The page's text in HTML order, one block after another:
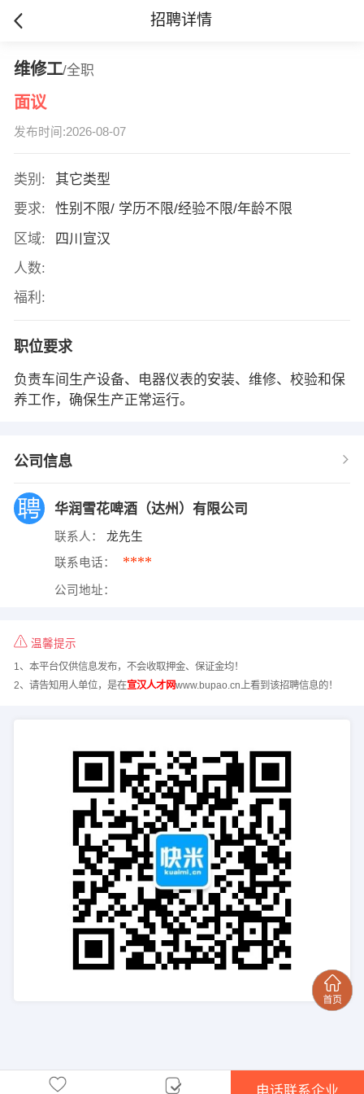
招聘详情
维修工/全职
面议
发布时间:2026-08-07
类别:
其它类型
要求:
性别不限/ 学历不限/经验不限/年龄不限
区域:
四川宣汉
人数:
福利:
职位要求
负责车间生产设备、电器仪表的安装、维修、校验和保
养工作，确保生产正常运行。
公司信息
华润雪花啤酒（达州）有限公司
联系人： 龙先生
联系电话： ****
公司地址：
温馨提示
1、本平台仅供信息发布，不会收取押金、保证金均！
2、请告知用人单位，是在宣汉人才网www.bupao.cn上看到该招聘信息的！
电话联系企业